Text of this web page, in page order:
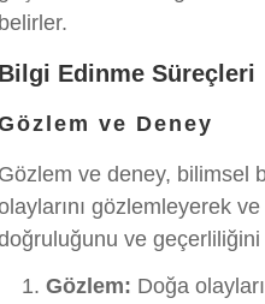
belirler.
Bilgi Edinme Süreçleri
ve Deney
Gözlem ve deney, bilimsel
gözlemleyerek
ve geçerliliğini
Gözlem: Doğa